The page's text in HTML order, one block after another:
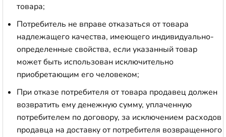
товара;
Потребитель не вправе отказаться от товара
надлежащего качества, имеющего индивидуально-
определенные свойства, если указанный товар
может быть использован исключительно
приобретающим его человеком;
При отказе потребителя от товара продавец должен
возвратить ему денежную сумму, уплаченную
потребителем по договору, за исключением расходов
продавца на доставку от потребителя возвращенного